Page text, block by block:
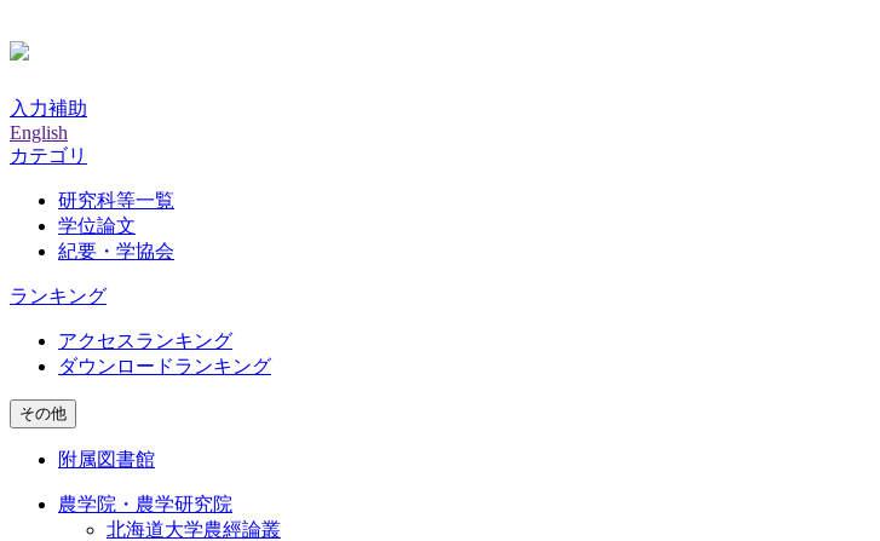
入力補助
English
カテゴリ
研究科等一覧
学位論文
紀要・学協会
ランキング
アクセスランキング
ダウンロードランキング
その他
附属図書館
農学院・農学研究院
北海道大学農經論叢